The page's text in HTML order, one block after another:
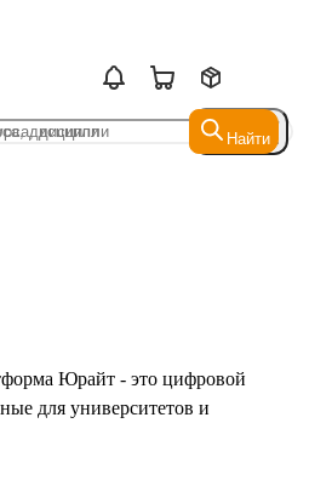
Найти
Найти
Юрайт - это цифровой
для университетов и